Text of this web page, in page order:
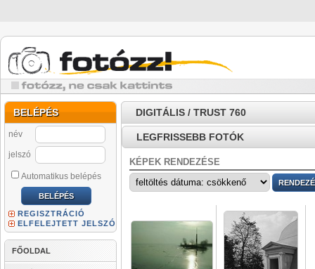
BELÉPÉS
név
jelszó
Automatikus belépés
REGISZTRÁCIÓ
ELFELEJTETT JELSZÓ
FŐOLDAL
DIGITÁLIS / TRUST 760
LEGFRISSEBB FOTÓK
KÉPEK RENDEZÉSE